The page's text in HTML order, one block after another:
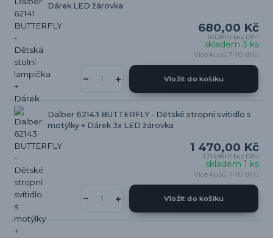
Dárek LED žárovka
680,00 Kč
561,98 Kč bez DPH
skladem 3 ks
Více kusů 7-10 dnů
Vložit do košíku
Dalber 62143 BUTTERFLY - Dětské stropní svítidlo s
motýlky + Dárek 3x LED žárovka
1 470,00 Kč
1 214,88 Kč bez DPH
skladem 1 ks
Více kusů 7-10 dnů
Vložit do košíku